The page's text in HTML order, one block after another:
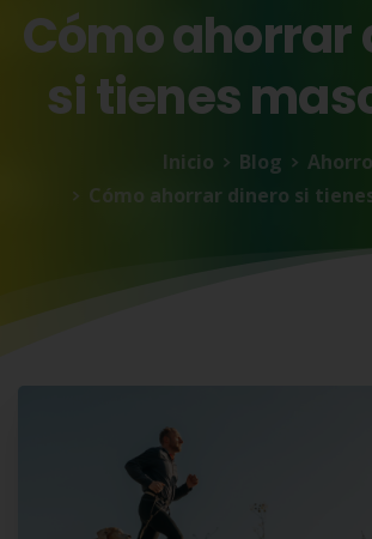
Cómoahorrar
sitienes
Inicio Blog
Ahorro
Cómo ahorrar dinero si